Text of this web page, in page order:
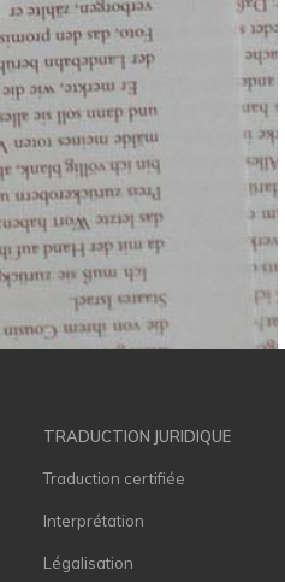
TRADUCTION JURIDIQUE
Traduction certifiée
Interprétation
Légalisation